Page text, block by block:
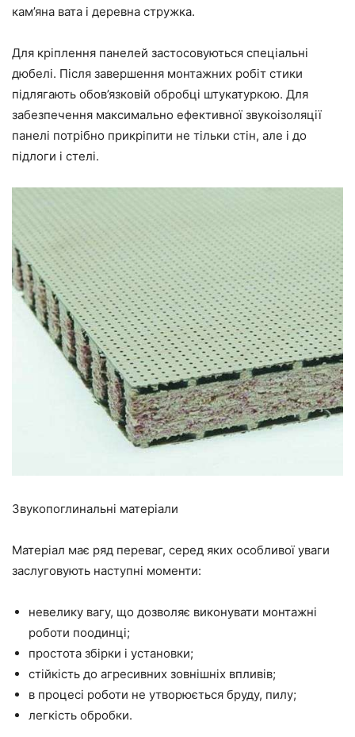
кам’яна вата і деревна стружка.
Для кріплення панелей застосовуються спеціальні
дюбелі. Після завершення монтажних робіт стики
підлягають обов’язковій обробці штукатуркою. Для
забезпечення максимально ефективної звукоізоляції
панелі потрібно прикріпити не тільки стін, але і до
підлоги і стелі.
Звукопоглинальні матеріали
Матеріал має ряд переваг, серед яких особливої уваги
заслуговують наступні моменти:
невелику вагу, що дозволяє виконувати монтажні
роботи поодинці;
простота збірки і установки;
стійкість до агресивних зовнішніх впливів;
в процесі роботи не утворюється бруду, пилу;
легкість обробки.